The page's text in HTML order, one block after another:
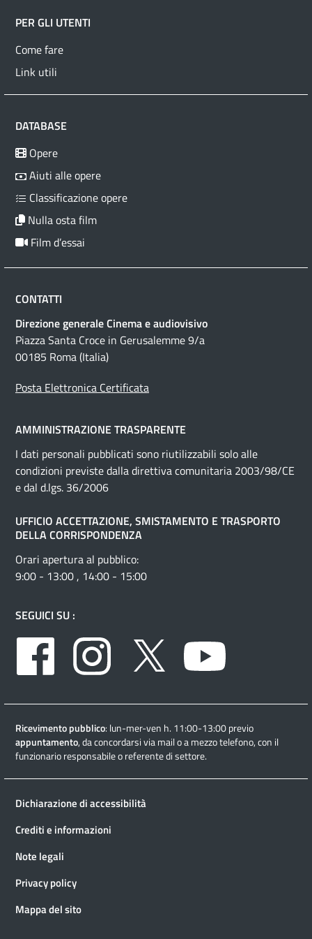
PER GLI UTENTI
Come fare
Link utili
DATABASE
Opere
Aiuti alle opere
Classificazione opere
Nulla osta film
Film d’essai
CONTATTI
Direzione generale Cinema e audiovisivo
Piazza Santa Croce in Gerusalemme 9/a
00185 Roma (Italia)
Posta Elettronica Certificata
AMMINISTRAZIONE TRASPARENTE
I dati personali pubblicati sono riutilizzabili solo alle
condizioni previste dalla direttiva comunitaria 2003/98/CE
e dal d.lgs. 36/2006
UFFICIO ACCETTAZIONE, SMISTAMENTO E TRASPORTO
DELLA CORRISPONDENZA
Orari apertura al pubblico:
9:00 - 13:00 , 14:00 - 15:00
SEGUICI SU :
Facebook
Instagram Twitter
Ricevimento pubblico: lun-mer-ven h. 11:00-13:00 previo
appuntamento, da concordarsi via mail o a mezzo telefono, con il
funzionario responsabile o referente di settore.
Dichiarazione di accessibilità
Crediti e informazioni
Note legali
Privacy policy
Mappa del sito